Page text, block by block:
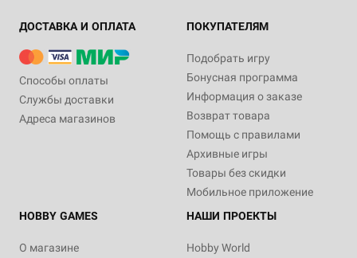
ДОСТАВКА И ОПЛАТА
Способы оплаты
Службы доставки
Адреса магазинов
ПОКУПАТЕЛЯМ
Подобрать игру
Бонусная программа
Информация о заказе
Возврат товара
Помощь с правилами
Архивные игры
Товары без скидки
Мобильное приложение
HOBBY GAMES
О магазине
НАШИ ПРОЕКТЫ
Hobby World